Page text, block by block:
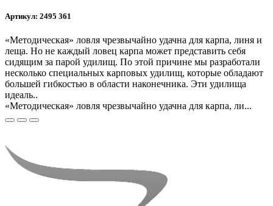
Артикул: 2495 361
«Методическая» ловля чрезвычайно удачна для карпа, линя и
леща. Но не каждый ловец карпа может представить себя
сидящим за парой удилищ. По этой причине мы разработали
несколько специальных карповых удилищ, которые обладают
большей гибкостью в области наконечника. Эти удилища
идеаль..
«Методическая» ловля чрезвычайно удачна для карпа, ли...